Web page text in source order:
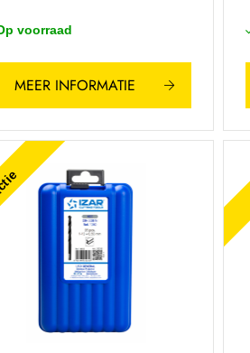
voorraad
MEER INFORMATIE